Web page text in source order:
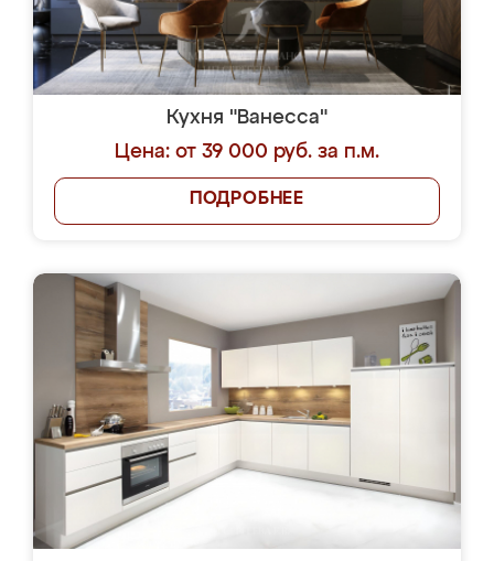
Кухня "Ванесса"
Цена: от 39 000 руб. за п.м.
ПОДРОБНЕЕ